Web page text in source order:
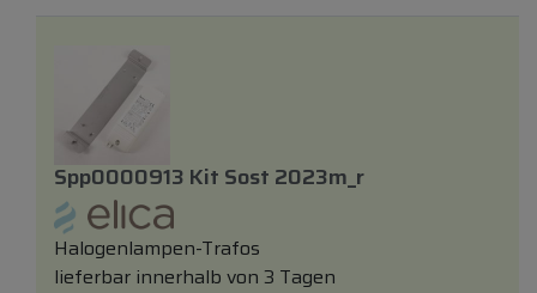
Spp0000913 Kit Sost 2023m_r
Halogenlampen-Trafos
lieferbar innerhalb von 3 Tagen